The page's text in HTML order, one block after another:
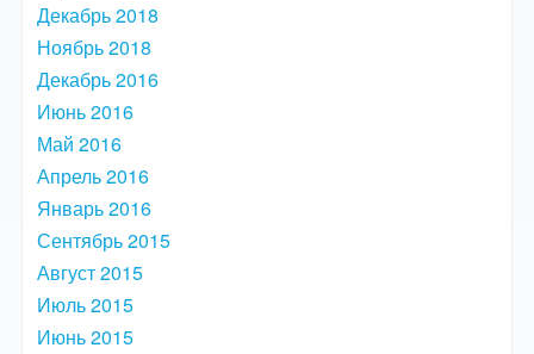
Декабрь 2018
Ноябрь 2018
Декабрь 2016
Июнь 2016
Май 2016
Апрель 2016
Январь 2016
Сентябрь 2015
Август 2015
Июль 2015
Июнь 2015